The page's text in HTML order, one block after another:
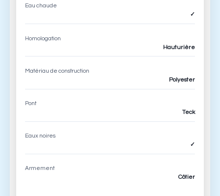
Eau chaude
✓
Homologation
Hauturière
Matériau de construction
Polyester
Pont
Teck
Eaux noires
✓
Armement
Côtier